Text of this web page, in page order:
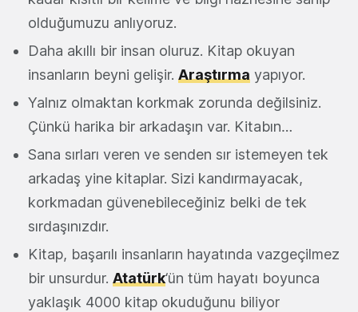
olduğumuzu anlıyoruz.
Daha akıllı bir insan oluruz. Kitap okuyan
insanların beyni gelişir. Araştırma yapıyor.
Yalnız olmaktan korkmak zorunda değilsiniz.
Çünkü harika bir arkadaşın var. Kitabın…
Sana sırları veren ve senden sır istemeyen tek
arkadaş yine kitaplar. Sizi kandırmayacak,
korkmadan güvenebileceğiniz belki de tek
sırdaşınızdır.
Kitap, başarılı insanların hayatında vazgeçilmez
bir unsurdur. Atatürk‘ün tüm hayatı boyunca
yaklaşık 4000 kitap okuduğunu biliyor